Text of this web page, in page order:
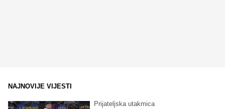
NAJNOVIJE VIJESTI
Prijateljska utakmica